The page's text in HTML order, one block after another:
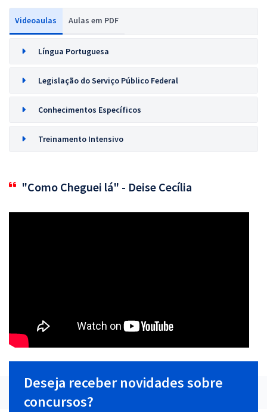
Videoaulas Aulas em PDF
Língua Portuguesa
Legislação do Serviço Público Federal
Conhecimentos Específicos
Treinamento Intensivo
"Como Cheguei lá" - Deise Cecília
Deseja receber novidades sobre
concursos?